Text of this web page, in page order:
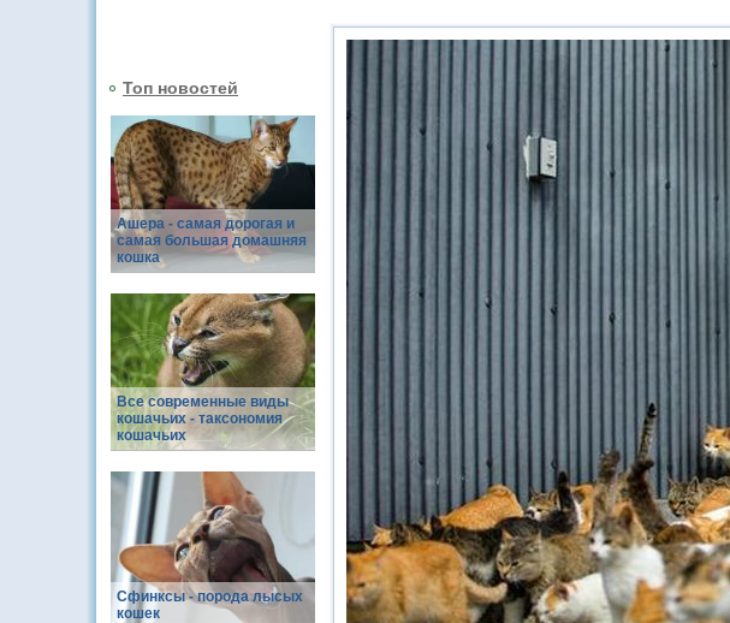
Топ новостей
Ашера - самая дорогая и
самая большая домашняя
кошка
Все современные виды
кошачьих - таксономия
кошачьих
Сфинксы - порода лысых
кошек